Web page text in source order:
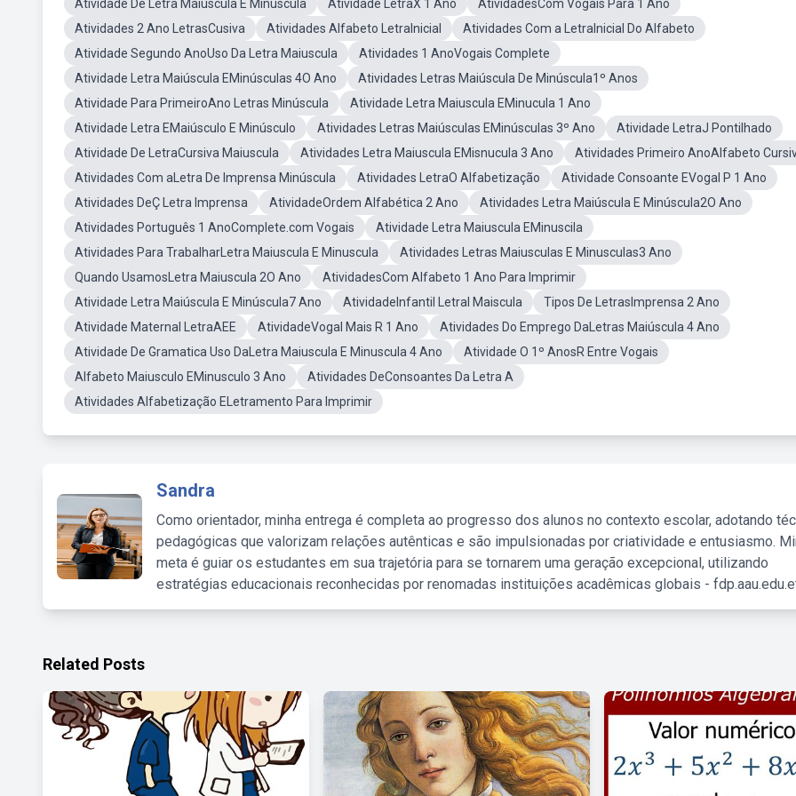
Atividade De Letra Maiúscula E Minúscula Atividade LetraX 1 Ano
AtividadesCom Vogais Para 1 Ano
Atividades 2 Ano LetrasCusiva
Atividades Alfabeto LetraInicial
Atividades Com a LetraInicial Do Alfabeto
Atividade Segundo AnoUso Da Letra Maiuscula
Atividades 1 AnoVogais Complete
Atividade Letra Maiúscula EMinúsculas 4O Ano
Atividades Letras Maiúscula De Minúscula1º Anos
Atividade Para PrimeiroAno Letras Minúscula
Atividade Letra Maiuscula EMinucula 1 Ano
Atividade Letra EMaiúsculo E Minúsculo
Atividades Letras Maiúsculas EMinúsculas 3º Ano
Atividade LetraJ Pontilhado
Atividade De LetraCursiva Maiuscula
Atividades Letra Maiuscula EMisnucula 3 Ano
Atividades Primeiro AnoAlfabeto
Atividades Com aLetra De Imprensa Minúscula
Atividades LetraO Alfabetização
Atividade Consoante EVogal P 1 Ano
Atividades DeÇ Letra Imprensa
AtividadeOrdem Alfabética 2 Ano
Atividades Letra Maiúscula E Minúscula2O Ano
Atividades Português 1 AnoComplete.com Vogais
Atividade Letra Maiuscula EMinuscila
Atividades Para TrabalharLetra Maiuscula E Minuscula
Atividades Letras Maiusculas E Minusculas3 Ano
Quando UsamosLetra Maiuscula 2O Ano
AtividadesCom Alfabeto 1 Ano Para Imprimir
Atividade Letra Maiúscula E Minúscula7 Ano
AtividadeInfantil Letral Maiscula
Tipos De LetrasImprensa 2 Ano
Atividade Maternal LetraAEE
AtividadeVogal Mais R 1 Ano
Atividades Do Emprego DaLetras Maiúscula 4 Ano
Atividade De Gramatica Uso DaLetra Maiuscula E Minuscula 4 Ano
Atividade O 1º AnosR Entre Vogais
Alfabeto Maiusculo EMinusculo 3 Ano
Atividades DeConsoantes Da Letra A
Atividades Alfabetização ELetramento Para Imprimir
Sandra
Como orientador, minha entrega é completa ao progresso dos alunos no contexto escolar, adotando
pedagógicas que valorizam relações autênticas e são impulsionadas por criatividade e entusiasmo.
meta é guiar os estudantes em sua trajetória para se tornarem uma geração excepcional, utilizando
estratégias educacionais reconhecidas por renomadas instituições acadêmicas globais -
Related Posts